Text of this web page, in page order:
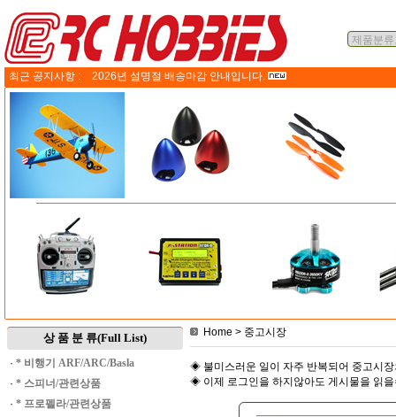
최근 공지사항 : 2026년 설명절 배송마감 안내입니다.
상 품 분 류(Full List)
· * 비행기 ARF/ARC/Basla
· * 스피너/관련상품
· * 프로펠라/관련상품
Home > 중고시장
◈ 불미스러운 일이 자주 반복되어 중고시
◈ 이제 로그인을 하지않아도 게시물을 읽